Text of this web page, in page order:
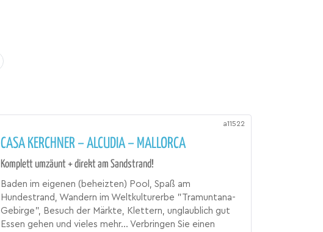
a11522
CASA KERCHNER – ALCUDIA – MALLORCA
Komplett umzäunt + direkt am Sandstrand!
Baden im eigenen (beheizten) Pool, Spaß am
Hundestrand, Wandern im Weltkulturerbe "Tramuntana-
Gebirge", Besuch der Märkte, Klettern, unglaublich gut
Essen gehen und vieles mehr... Verbringen Sie einen